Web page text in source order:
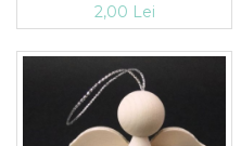
2,00 Lei